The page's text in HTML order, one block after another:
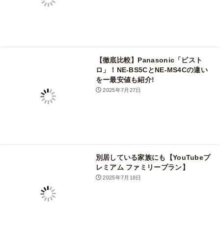
【徹底比較】Panasonic「ビスト
ロ」！NE-BS5CとNE-MS4Cの違い
をー最安値も紹介!
2025年7月27日
別居している家族にも【YouTubeプ
レミアム ファミリープラン】
2025年7月18日